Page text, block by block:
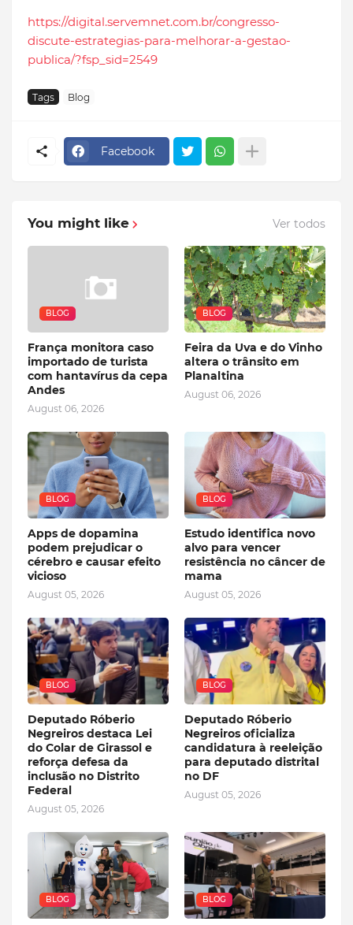
https://digital.servemnet.com.br/congresso-
discute-estrategias-para-melhorar-a-gestao-
publica/?fsp_sid=2549
Tags Blog
Facebook
You might like Ver todos
BLOG
França monitora caso
importado de turista
com hantavírus da cepa
Andes
August 06, 2026
BLOG
Feira da Uva e do Vinho
altera o trânsito em
Planaltina
August 06, 2026
BLOG
Apps de dopamina
podem prejudicar o
cérebro e causar efeito
vicioso
August 05, 2026
BLOG
Estudo identifica novo
alvo para vencer
resistência no câncer de
mama
August 05, 2026
BLOG
Deputado Róberio
Negreiros destaca Lei
do Colar de Girassol e
reforça defesa da
inclusão no Distrito
Federal
August 05, 2026
BLOG
Deputado Róberio
Negreiros oficializa
candidatura à reeleição
para deputado distrital
no DF
August 05, 2026
BLOG BLOG